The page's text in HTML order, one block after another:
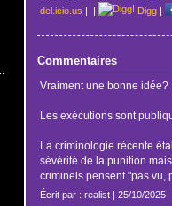
del.icio.us | | Digg|
Commentaires
Vraiment une bonne idée?
Les exécutions sont
La criminologie récente
sévérité de la punition
criminels pensent "pas vu,
Écrit par : realist | 25/10/2025